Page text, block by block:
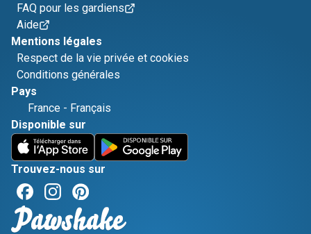
FAQ pour les gardiens
Aide
Mentions légales
Respect de la vie privée et cookies
Conditions générales
Pays
France - Français
Disponible sur
Trouvez-nous sur